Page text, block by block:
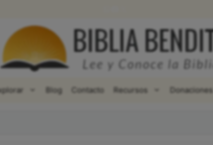
Blog Contacto Recursos Donaciones